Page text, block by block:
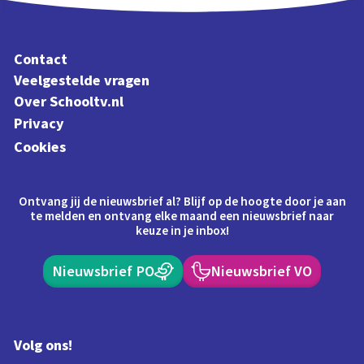
Contact
Veelgestelde vragen
Over Schooltv.nl
Privacy
Cookies
Ontvang jij de nieuwsbrief al? Blijf op de hoogte door je aan
te melden en ontvang elke maand een nieuwsbrief naar
keuze in je inbox!
Nieuwsbrief PO Nieuwsbrief VO
Volg ons!